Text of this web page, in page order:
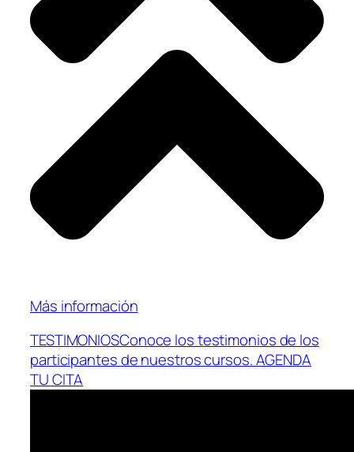
Más información
TESTIMONIOSConoce los testimonios de los
participantes de nuestros cursos. AGENDA
TU CITA